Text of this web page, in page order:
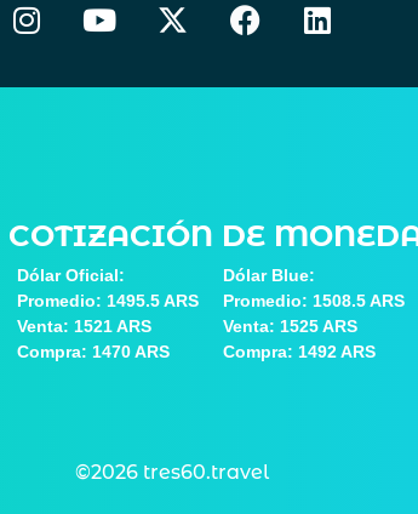
COTIZACIÓN DE
Dólar Oficial:
Promedio: 1495.5 ARS
Venta: 1521 ARS
Compra: 1470 ARS
Dólar Blue:
Promedio: 1508.5 ARS
Venta: 1525 ARS
Compra: 1492 ARS
©2026 tres60.travel